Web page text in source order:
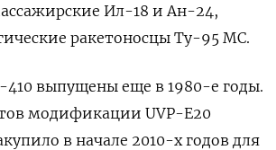
Ил-18 и Ан-24,
ракетоносцы Ту-95 МС.
выпущены еще в 1980-е годы.
модификации UVP-E20
в начале 2010-х годов для